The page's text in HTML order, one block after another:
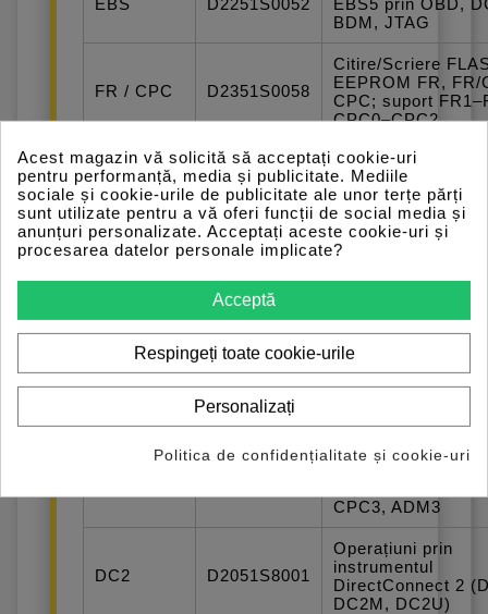
EBS D2251S0052
EBS5 prin OBD,
BDM, JTAG
FR / CPC D2351S0058
Citire/Scriere
EEPROM FR, FR/
CPC; suport
CPC0–CPC2
ADM3 BSL D2051S0021
Citire/Scriere
ADM3 prin BSL
SFTP
D2051S0041
Operații chei
EIS/MCM/TCM:
pairing/unpairing,
transponder
ACM/MCM
D2451S0066
Citire/Scriere
MCM (inclusiv
MCM2/MCM2.1,
ACM2/ACM2.1/
Limită viteză/
ștergere erori
CPC3, ADM3
DC2 D2051S8001
Operațiuni prin
instrumentul
DirectConnect 2
DC2M, DC2U)
Acest magazin vă solicită să acceptați cookie-uri
pentru performanță, media și publicitate. Mediile
sociale și cookie-urile de publicitate ale unor terțe părți
sunt utilizate pentru a vă oferi funcții de social media și
anunțuri personalizate. Acceptați aceste cookie-uri și
procesarea datelor personale implicate?
Acceptă
Respingeți toate cookie-urile
Personalizați
Politica de confidențialitate și cookie-uri